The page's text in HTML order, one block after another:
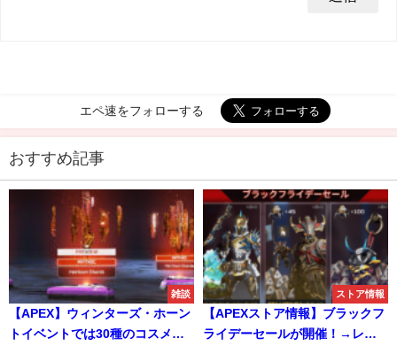
エペ速をフォローする
おすすめ記事
雑談
【APEX】ウィンターズ・ホーン
トイベントでは30種のコスメテ
ストア情報
【APEXストア情報】ブラックフ
ライデーセールが開催！→レイ